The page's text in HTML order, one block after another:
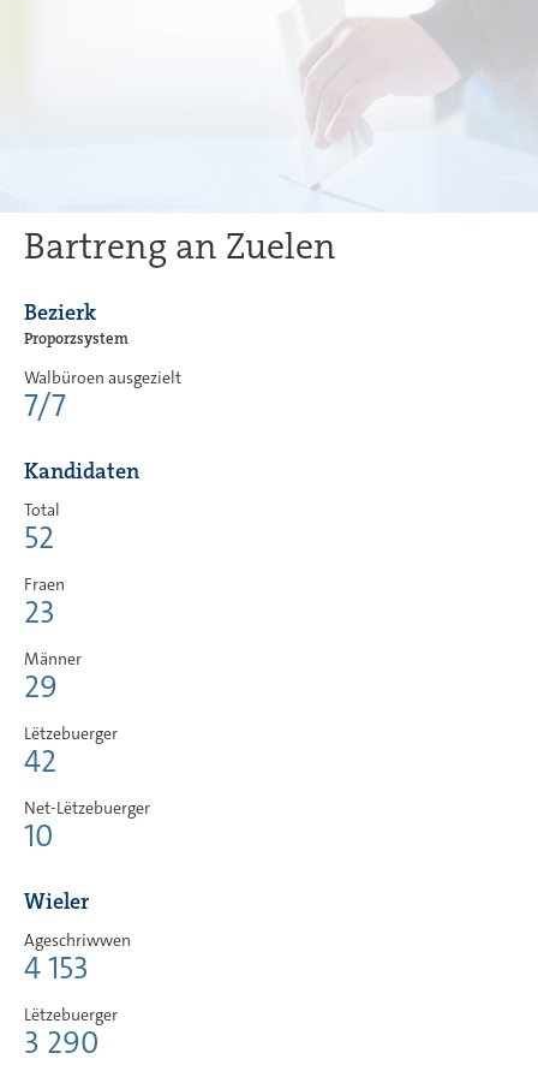
Bartreng an Zuelen
Bezierk
Proporzsystem
Walbüroen ausgezielt
7/7
Kandidaten
Total
52
Fraen
23
Männer
29
Lëtzebuerger
42
Net-Lëtzebuerger
10
Wieler
Ageschriwwen
4 153
Lëtzebuerger
3 290